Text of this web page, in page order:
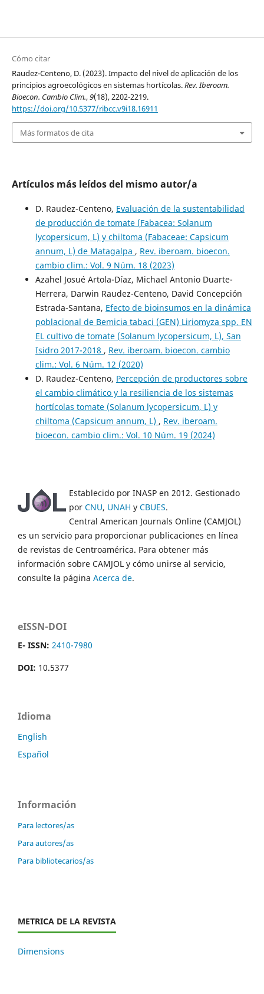
Cómo citar
Raudez-Centeno, D. (2023). Impacto del nivel de aplicación de los
principios agroecológicos en sistemas hortícolas.Rev. Iberoam.
Bioecon. Cambio Clim.,9(18), 2202-2219.
https://doi.org/10.5377/ribcc.v9i18.16911
Más formatos de cita
Artículos más leídos del mismo autor/a
D. Raudez-Centeno, Evaluación de la sustentabilidad
de producción de tomate (Fabacea: Solanum
lycopersicum, L) y chiltoma (Fabaceae: Capsicum
annum, L) de Matagalpa , Rev. iberoam. bioecon.
cambio clim.: Vol. 9 Núm. 18 (2023)
Azahel Josué Artola-Díaz, Michael Antonio Duarte-
Herrera, Darwin Raudez-Centeno, David Concepción
Estrada-Santana, Efecto de bioinsumos en la dinámica
poblacional de Bemicia tabaci (GEN) Liriomyza spp, EN
EL cultivo de tomate (Solanum lycopersicum, L), San
Isidro 2017-2018 , Rev. iberoam. bioecon. cambio
clim.: Vol. 6 Núm. 12 (2020)
D. Raudez-Centeno, Percepción de productores sobre
el cambio climático y la resiliencia de los sistemas
hortícolas tomate (Solanum lycopersicum, L) y
chiltoma (Capsicum annum, L) , Rev. iberoam.
bioecon. cambio clim.: Vol. 10 Núm. 19 (2024)
Establecido por INASP en 2012. Gestionado
por CNU, UNAH y CBUES.
Central American Journals Online (CAMJOL)
es un servicio para proporcionar publicaciones en línea
de revistas de Centroamérica. Para obtener más
información sobre CAMJOL y cómo unirse al servicio,
consulte la página Acerca de.
eISSN-DOI
E- ISSN: 2410-7980
DOI: 10.5377
Idioma
English
Español
Información
Para lectores/as
Para autores/as
Para bibliotecarios/as
METRICA DE LA REVISTA
Dimensions